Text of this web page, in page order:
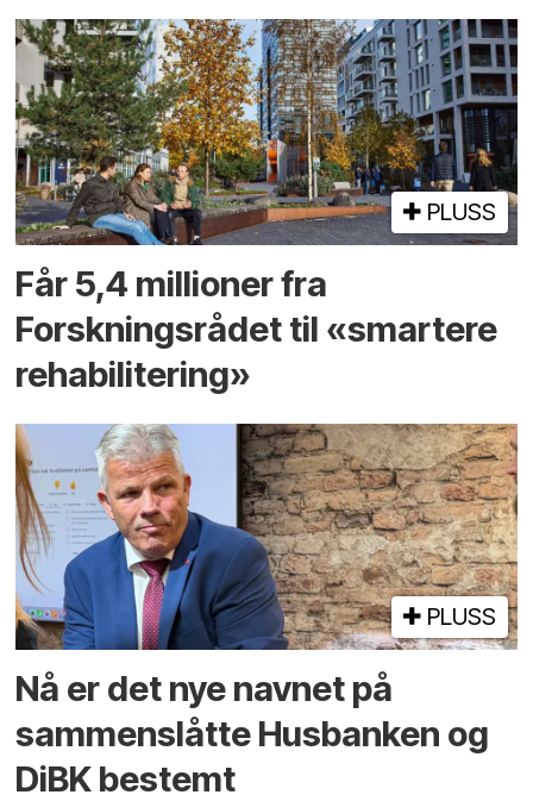
PLUSS
Får 5,4 millioner fra
Forskningsrådet til «smartere
rehabilitering»
PLUSS
Nå er det nye navnet på
sammenslåtte Husbanken og
DiBK bestemt